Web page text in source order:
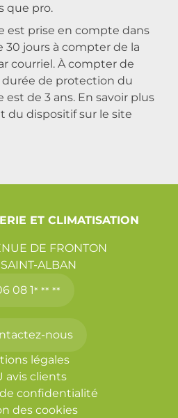
que pro.
est prise en compte dans
jours à compter de la
courriel. À compter de
de protection du
de 3 ans. En savoir plus
du dispositif sur le site
ET CLIMATISATION
DE FRONTON
SAINT-ALBAN
08 1* ** **
nous
légales
avis clients
confidentialité
des cookies